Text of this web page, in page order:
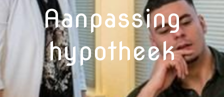
Aanpassing
hypotheek